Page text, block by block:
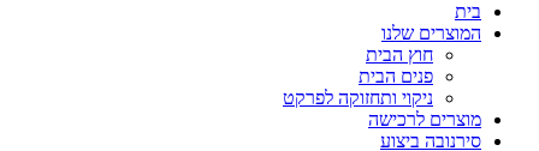
בית
המוצרים שלנו
חוץ הבית
פנים הבית
ניקוי ותחזוקה לפרקט
מוצרים לרכישה
סירנובה ביצוע